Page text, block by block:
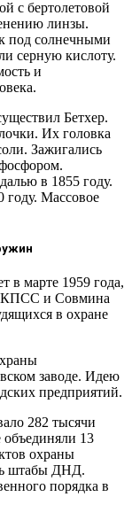
с бертолетовой
линзы.
под солнечными
серную кислоту.
и
Бетхер.
Их головка
Зажигались
в 1855 году.
году. Массовое
в марте 1959 года,
КПСС и Совмина
в охране
заводе. Идею
предприятий.
282 тысячи
13
охраны
штабы ДНД.
порядка в